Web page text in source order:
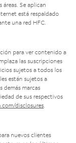
Se aplican
está respaldado
una red HFC.
para ver contenido a
las suscripciones
sujetos a todos los
están sujetos a
demás marcas
de sus respectivos
disclosures
nuevos clientes